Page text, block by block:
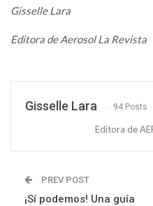
Gisselle Lara
Editora de Aerosol La Revista
Gisselle Lara 94 Posts
Editora de
PREV POST
¡Sí podemos! Una guía